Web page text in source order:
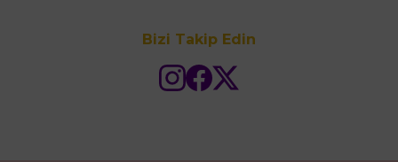
Bizi Takip Edin